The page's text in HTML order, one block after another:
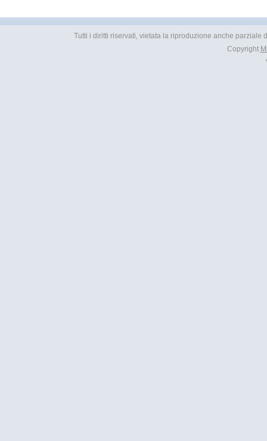
Tutti i diritti riservati, vietata la riproduzione anche
Copyright